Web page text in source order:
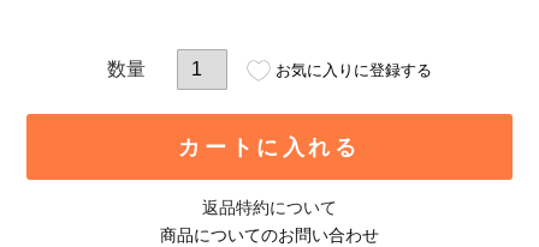
お気に入りに登録する
カートに入れる
返品特約について
商品についてのお問い合わせ